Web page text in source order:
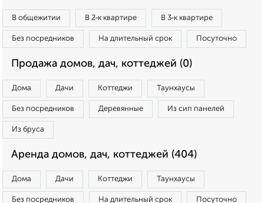
В общежитии В 2‑к квартире В 3‑к квартире
Без посредников На длительный срок Посуточно
Продажа домов, дач, коттеджей (0)
Дома Дачи Коттеджи Таунхаусы
Без посредников Деревянные Из сип панелей
Из бруса
Аренда домов, дач, коттеджей (404)
Дома Дачи Коттеджи Таунхаусы
Без посредников На длительный срок Посуточно